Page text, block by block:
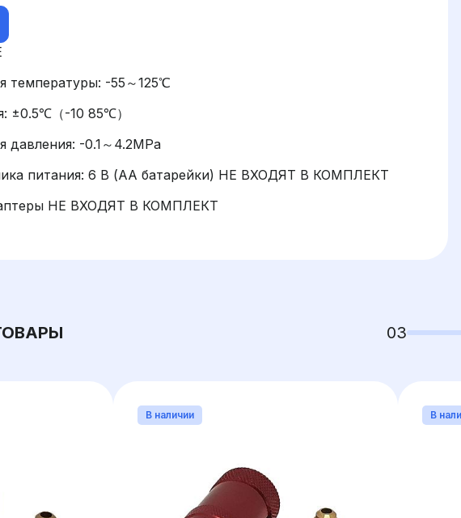
температуры: -55～125℃
±0.5℃（-10 85℃）
давления: -0.1～4.2MPa
питания: 6 В (AA батарейки) НЕ ВХОДЯТ В КОМПЛЕКТ
НЕ ВХОДЯТ В КОМПЛЕКТ
03
В наличии В